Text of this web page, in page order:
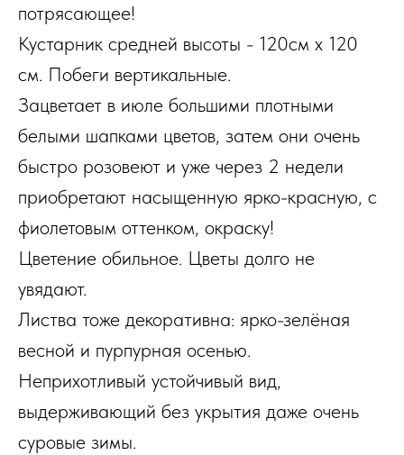
потрясающее!
Кустарник средней высоты - 120см х 120
см. Побеги вертикальные.
Зацветает в июле большими плотными
белыми шапками цветов, затем они очень
быстро розовеют и уже через 2 недели
приобретают насыщенную ярко-красную, с
фиолетовым оттенком, окраску!
Цветение обильное. Цветы долго не
увядают.
Листва тоже декоративна: ярко-зелёная
весной и пурпурная осенью.
Неприхотливый устойчивый вид,
выдерживающий без укрытия даже очень
суровые зимы.